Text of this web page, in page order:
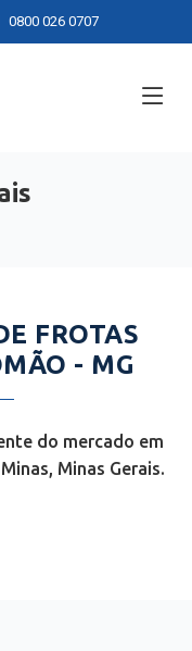
0800 026 0707
FROTAS
- MG
do mercado em
Minas Gerais.